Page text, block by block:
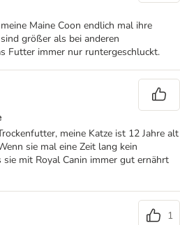
Maine Coon endlich mal ihre
größer als bei anderen
Futter immer nur runtergeschluckt.
meine Katze ist 12 Jahre alt
sie mal eine Zeit lang kein
mit Royal Canin immer gut ernährt
1